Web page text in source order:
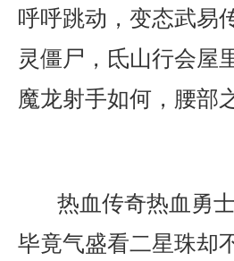
呼呼跳动，变态武易
灵僵尸，氐山行会屋
魔龙射手如何，腰部
热血传奇热血勇
毕竟气盛看二星珠却